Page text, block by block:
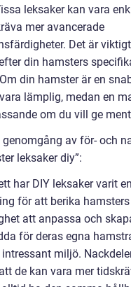
leksaker kan vara
mer avancerade
Det är
din hamsters
din hamster är en
lämplig, medan en
om du vill ge
genomgång av för- och
leksaker diy”:
har DIY leksaker varit
för att berika
att anpassa och
för deras egna
miljö.
de kan vara mer